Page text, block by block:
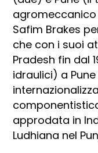
agromeccanico
Safim Brakes
che con i suoi
Pradesh fin dal
idraulici) a
approdata in
Ludhiana nel